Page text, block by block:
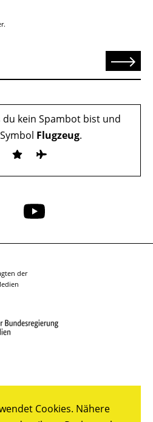
Cookies. Nähere
Senden
du kein Spambot bist und
Flugzeug.
Folge
auf
der